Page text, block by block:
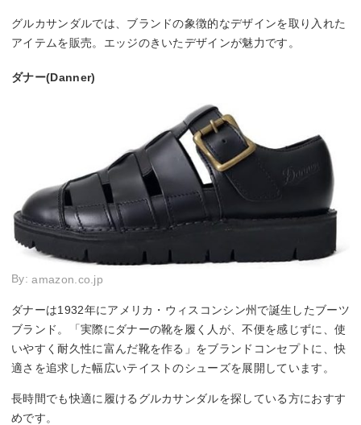
グルカサンダルでは、ブランドの象徴的なデザインを取り入れた
アイテムを販売。エッジのきいたデザインが魅力です。
ダナー(Danner)
By:amazon.co.jp
ダナーは1932年にアメリカ・ウィスコンシン州で誕生したブーツ
ブランド。「実際にダナーの靴を履く人が、不便を感じずに、使
いやすく耐久性に富んだ靴を作る」をブランドコンセプトに、快
適さを追求した幅広いテイストのシューズを展開しています。
長時間でも快適に履けるグルカサンダルを探している方におすす
めです。